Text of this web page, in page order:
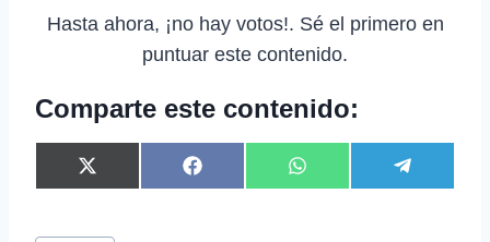
Hasta ahora, ¡no hay votos!. Sé el primero en
puntuar este contenido.
Comparte este contenido:
C
o
p
X
(
w
C
o
F
a
C
o
W
h
C
o
e